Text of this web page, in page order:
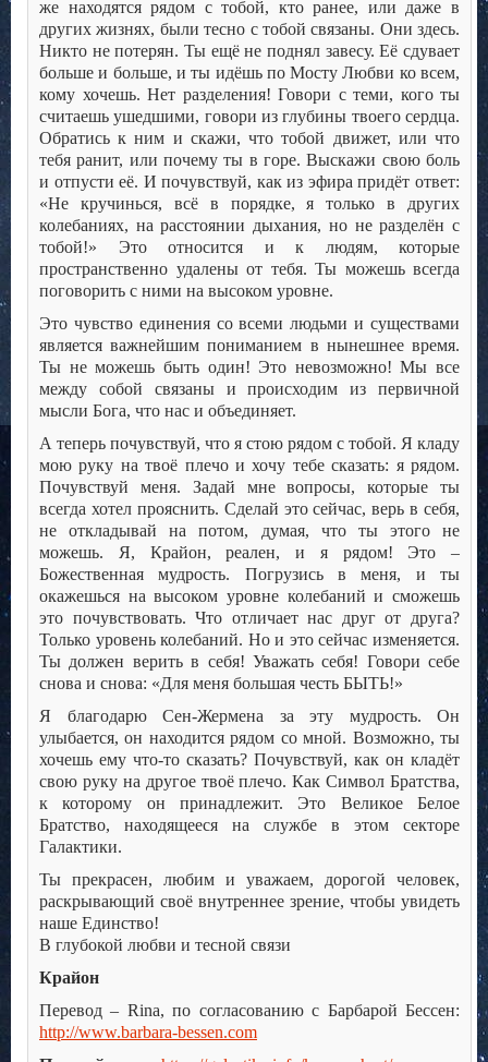
же находятся рядом с тобой, кто ранее, или даже в
других жизнях, были тесно с тобой связаны. Они здесь.
Никто не потерян. Ты ещё не поднял завесу. Её сдувает
больше и больше, и ты идёшь по Мосту Любви ко всем,
кому хочешь. Нет разделения! Говори с теми, кого ты
считаешь ушедшими, говори из глубины твоего сердца.
Обратись к ним и скажи, что тобой движет, или что
тебя ранит, или почему ты в горе. Выскажи свою боль
и отпусти её. И почувствуй, как из эфира придёт ответ:
«Не кручинься, всё в порядке, я только в других
колебаниях, на расстоянии дыхания, но не разделён с
тобой!» Это относится и к людям, которые
пространственно удалены от тебя. Ты можешь всегда
поговорить с ними на высоком уровне.
Это чувство единения со всеми людьми и существами
является важнейшим пониманием в нынешнее время.
Ты не можешь быть один! Это невозможно! Мы все
между собой связаны и происходим из первичной
мысли Бога, что нас и объединяет.
А теперь почувствуй, что я стою рядом с тобой. Я кладу
мою руку на твоё плечо и хочу тебе сказать: я рядом.
Почувствуй меня. Задай мне вопросы, которые ты
всегда хотел прояснить. Сделай это сейчас, верь в себя,
не откладывай на потом, думая, что ты этого не
можешь. Я, Крайон, реален, и я рядом! Это –
Божественная мудрость. Погрузись в меня, и ты
окажешься на высоком уровне колебаний и сможешь
это почувствовать. Что отличает нас друг от друга?
Только уровень колебаний. Но и это сейчас изменяется.
Ты должен верить в себя! Уважать себя! Говори себе
снова и снова: «Для меня большая честь БЫТЬ!»
Я благодарю Сен-Жермена за эту мудрость. Он
улыбается, он находится рядом со мной. Возможно, ты
хочешь ему что-то сказать? Почувствуй, как он кладёт
свою руку на другое твоё плечо. Как Символ Братства,
к которому он принадлежит. Это Великое Белое
Братство, находящееся на службе в этом секторе
Галактики.
Ты прекрасен, любим и уважаем, дорогой человек,
раскрывающий своё внутреннее зрение, чтобы увидеть
наше Единство!
В глубокой любви и тесной связи
Крайон
Перевод – Rina, по согласованию с Барбарой Бессен:
http://www.barbara-bessen.com